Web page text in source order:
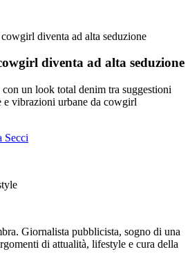
diventa ad alta seduzione
diventa ad alta seduzione
un look total denim tra suggestioni
e vibrazioni urbane da cowgirl
Giornalista pubblicista, sogno di una
di attualità, lifestyle e cura della